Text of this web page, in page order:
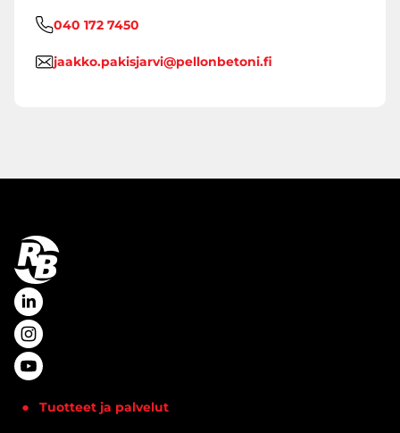
040 172 7450
jaakko.pakisjarvi@pellonbetoni.fi
Tuotteet ja palvelut